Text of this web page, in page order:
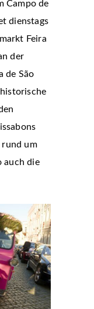
Campo de
dienstags
Feira
der
de São
rund um
auch die